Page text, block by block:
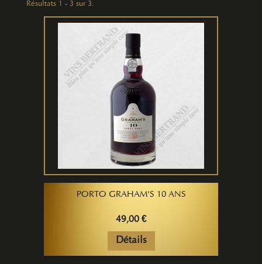
Résultats 1 - 3 sur 3.
PORTO GRAHAM'S 10 ANS
49,00 €
Détails